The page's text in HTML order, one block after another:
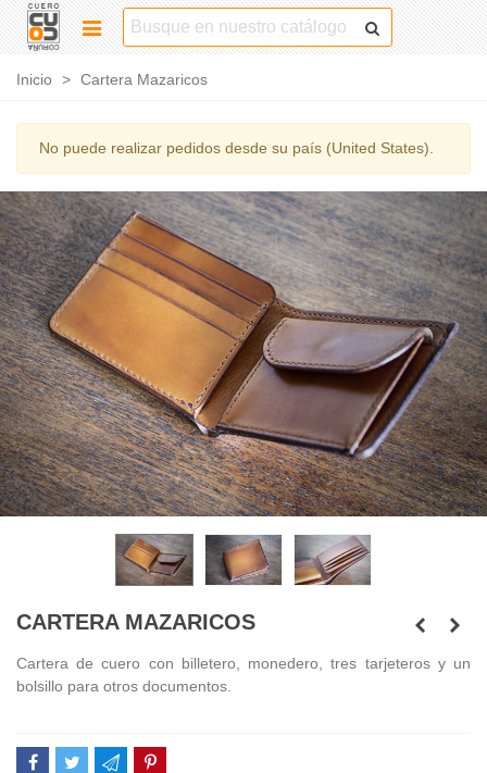
Inicio > Cartera Mazaricos
No puede realizar pedidos desde su país (United States).
CARTERA MAZARICOS
Cartera de cuero con billetero, monedero, tres tarjeteros y un
bolsillo para otros documentos.